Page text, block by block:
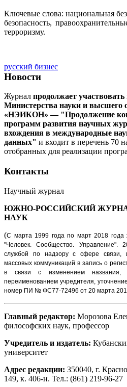
Ключевые слова: национальная
безопасность,
терроризму.
русский бизнес
Новости
Журнал продолжает участвовать
Министерства науки и высшего
«НЭИКОН» — "Продолжение
программ развития научных
вхождения в международные
данных" и входит в перечень 70
отобранных для реализации
Контакты
Научный журнал
ЮЖНО-РОССИЙСКИЙ
НАУК
(С марта 1999 года по март 2018 года
"Человек. Сообщество. Управление".
службой по надзору с сфере связи,
массовых коммуникаций в запись о
в связи с изменением названия,
переименованием учредителя,
номер ПИ № ФС77-72496 от 20 марта
Главный редактор: Морозова
философских наук, профессор
Учредитель и издатель:
университет
Адрес редакции: 350040, г.
149, к. 406-н. Тел.: (861) 219-96-27